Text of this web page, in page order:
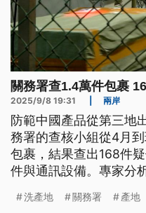
關務署查1.4萬件包裹
2025/9/8 19:31 兩岸
防範中國產品從第三地
務署的查核小組從4月
包裹，結果查出168件
件與通訊設備。專家分
稅率差異至少35%，目
洗產地 關務署 產地